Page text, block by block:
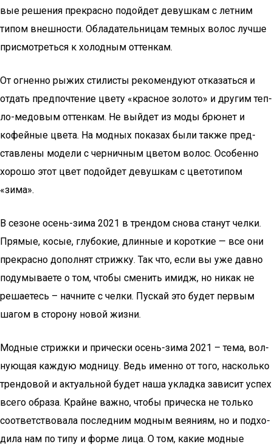
вые реше­ния пре­крас­но подой­дет девуш­кам с лет­ним
типом внеш­но­сти. Обла­да­тель­ни­цам тем­ных волос луч­ше
при­смот­реть­ся к холод­ным оттенкам.
От огнен­но рыжих сти­ли­сты реко­мен­ду­ют отка­зать­ся и
отдать пред­по­чте­ние цве­ту «крас­ное золо­то» и дру­гим теп­
ло-медо­вым оттен­кам. Не вый­дет из моды брю­нет и
кофей­ные цве­та. На мод­ных пока­зах были так­же пред­
став­ле­ны моде­ли с чер­нич­ным цве­том волос. Осо­бен­но
хоро­шо этот цвет подой­дет девуш­кам с цве­то­ти­пом
«зима».
В сезоне осень-зима 2021 в трен­дом сно­ва ста­нут чел­ки.
Пря­мые, косые, глу­бо­кие, длин­ные и корот­кие — все они
пре­крас­но допол­нят стриж­ку. Так что, если вы уже дав­но
поду­мы­ва­е­те о том, что­бы сме­нить имидж, но никак не
реша­е­тесь – нач­ни­те с чел­ки. Пус­кай это будет пер­вым
шагом в сто­ро­ну новой жизни.
Мод­ные стриж­ки и при­чес­ки осень-зима 2021 – тема, вол­
ну­ю­щая каж­дую мод­ни­цу. Ведь имен­но от того, насколь­ко
трен­до­вой и акту­аль­ной будет наша уклад­ка зави­сит успех
все­го обра­за. Крайне важ­но, что­бы при­чес­ка не толь­ко
соот­вет­ство­ва­ла послед­ним мод­ным вея­ни­ям, но и под­хо­
ди­ла нам по типу и фор­ме лица. О том, какие мод­ные